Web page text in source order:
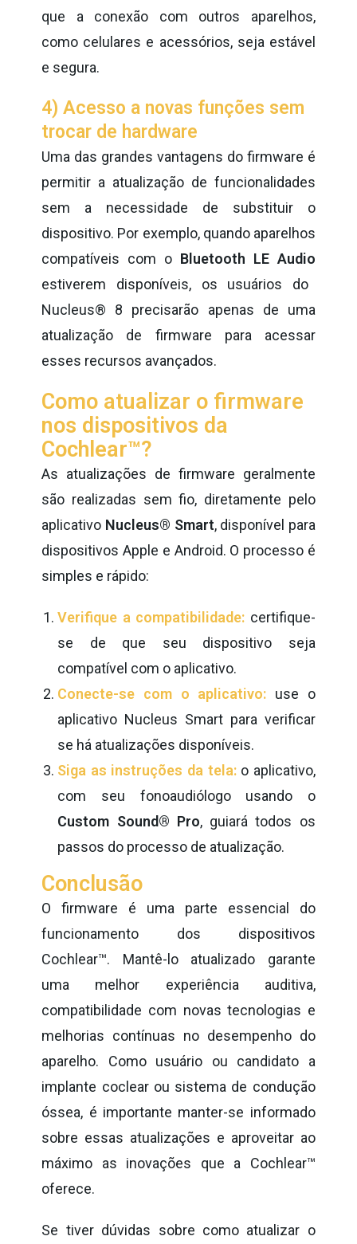
que a conexão com outros aparelhos,
como celulares e acessórios, seja estável
e segura.
4) Acesso a novas funções sem
trocar de hardware
Uma das grandes vantagens do firmware é
permitir a atualização de funcionalidades
sem a necessidade de substituir o
dispositivo. Por exemplo, quando aparelhos
compatíveis com o Bluetooth LE Audio
estiverem disponíveis, os usuários do
Nucleus® 8 precisarão apenas de uma
atualização de firmware para acessar
esses recursos avançados.
Como atualizar o firmware
nos dispositivos da
Cochlear™?
As atualizações de firmware geralmente
são realizadas sem fio, diretamente pelo
aplicativo Nucleus® Smart, disponível para
dispositivos Apple e Android. O processo é
simples e rápido:
Verifique a compatibilidade: certifique-
se de que seu dispositivo seja
compatível com o aplicativo.
Conecte-se com o aplicativo: use o
aplicativo Nucleus Smart para verificar
se há atualizações disponíveis.
Siga as instruções da tela: o aplicativo,
com seu fonoaudiólogo usando o
Custom Sound® Pro, guiará todos os
passos do processo de atualização.
Conclusão
O firmware é uma parte essencial do
funcionamento dos dispositivos
Cochlear™. Mantê-lo atualizado garante
uma melhor experiência auditiva,
compatibilidade com novas tecnologias e
melhorias contínuas no desempenho do
aparelho. Como usuário ou candidato a
implante coclear ou sistema de condução
óssea, é importante manter-se informado
sobre essas atualizações e aproveitar ao
máximo as inovações que a Cochlear™
oferece.
Se tiver dúvidas sobre como atualizar o